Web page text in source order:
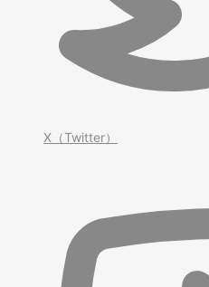
X（Twitter）